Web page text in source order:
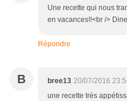
Une recette qui nous
en vacances!!<br />
Répondre
B bree13 20/07/2016
une recette très